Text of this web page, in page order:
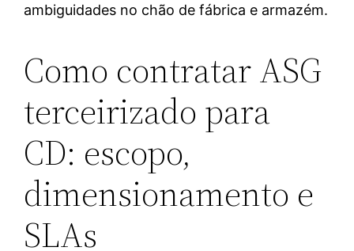
ambiguidades no chão de fábrica e armazém.
Como contratar ASG
terceirizado para
CD: escopo,
dimensionamento e
SLAs